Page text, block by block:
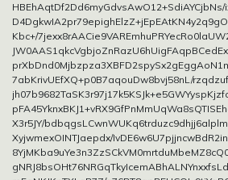
Kbc+/
7abKrivUEfXQ+p0B7aqouDw8bvj58nL/
X3r5JY/
XyjwmexOINTJaepdx/